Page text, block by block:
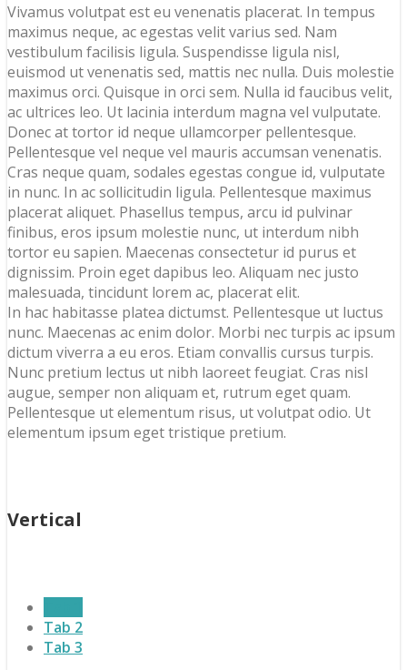
Vivamus volutpat est eu venenatis placerat. In tempus
maximus neque, ac egestas velit varius sed. Nam
vestibulum facilisis ligula. Suspendisse ligula nisl,
euismod ut venenatis sed, mattis nec nulla. Duis molestie
maximus orci. Quisque in orci sem. Nulla id faucibus velit,
ac ultrices leo. Ut lacinia interdum magna vel vulputate.
Donec at tortor id neque ullamcorper pellentesque.
Pellentesque vel neque vel mauris accumsan venenatis.
Cras neque quam, sodales egestas congue id, vulputate
in nunc. In ac sollicitudin ligula. Pellentesque maximus
placerat aliquet. Phasellus tempus, arcu id pulvinar
finibus, eros ipsum molestie nunc, ut interdum nibh
tortor eu sapien. Maecenas consectetur id purus et
dignissim. Proin eget dapibus leo. Aliquam nec justo
malesuada, tincidunt lorem ac, placerat elit.
In hac habitasse platea dictumst. Pellentesque ut luctus
nunc. Maecenas ac enim dolor. Morbi nec turpis ac ipsum
dictum viverra a eu eros. Etiam convallis cursus turpis.
Nunc pretium lectus ut nibh laoreet feugiat. Cras nisl
augue, semper non aliquam et, rutrum eget quam.
Pellentesque ut elementum risus, ut volutpat odio. Ut
elementum ipsum eget tristique pretium.
Vertical
Tab 2
Tab 3